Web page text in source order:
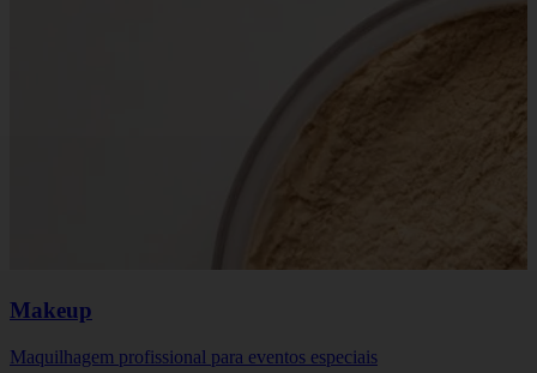
Makeup
Maquilhagem profissional para eventos especiais